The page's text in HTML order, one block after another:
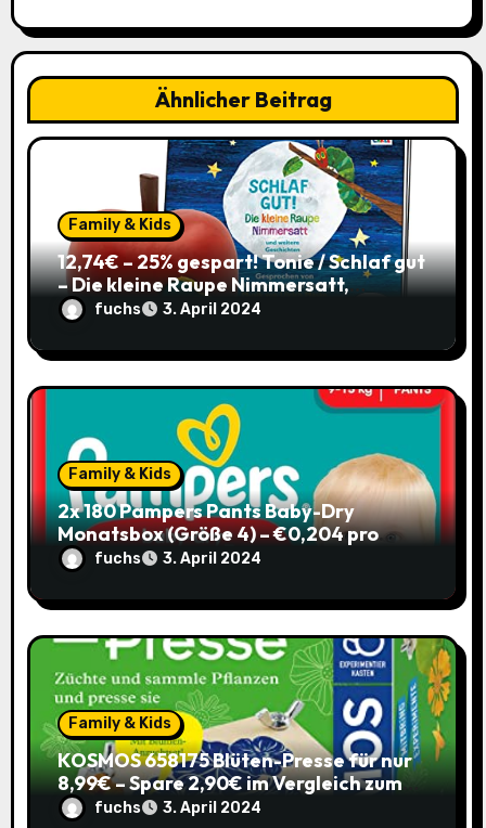
v
i
g
i
o
n
Ähnlicher Beitrag
Family & Kids
12,74€ – 25% gespart! Tonie / Schlaf gut
– Die kleine Raupe Nimmersatt,
Hörbuch für Kinder ab 3 / mit Coupon
fuchs 3. April 2024
Family & Kids
2x 180 Pampers Pants Baby-Dry
Monatsbox (Größe 4) – €0,204 pro
Pants (Sparabo) – Spare €38,39
fuchs 3. April 2024
Family & Kids
KOSMOS 658175 Blüten-Presse für nur
8,99€ – Spare 2,90€ im Vergleich zum
alten Preis!
fuchs 3. April 2024